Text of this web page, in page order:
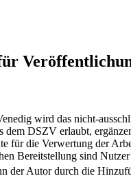
wird das nicht-
dem DSZV erlaubt,
für die Verwertung der
Bereitstellung sind
der Autor durch die